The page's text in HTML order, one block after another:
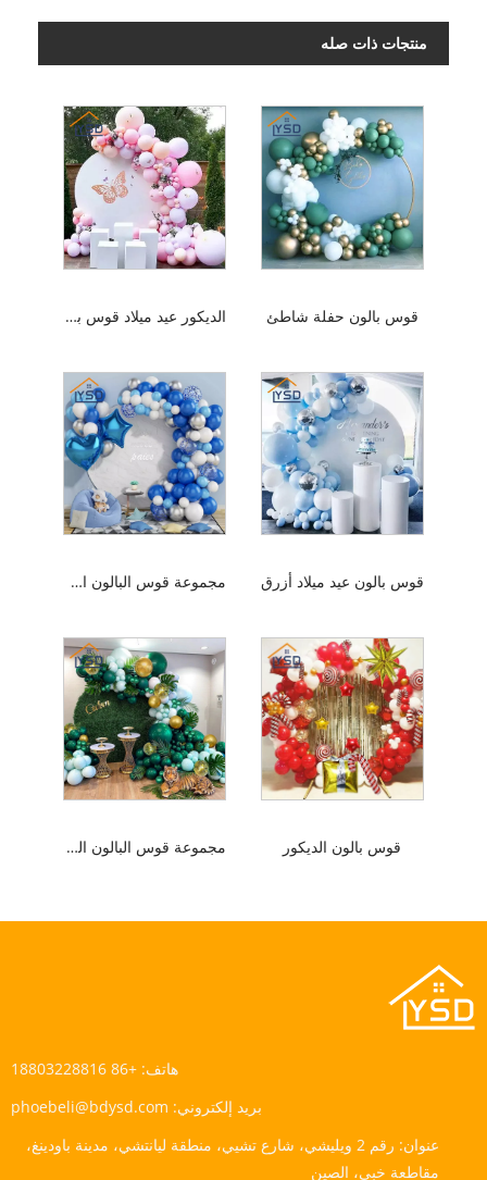
منتجات ذات صله
الديكور عيد ميلاد قوس بالون قوس بالون حفلة شاطئ
مجموعة قوس البالون الأزرق قوس بالون عيد ميلاد أزرق
مجموعة قوس البالون الغابات قوس بالون الديكور
هاتف: +86 18803228816
بريد إلكتروني: phoebeli@bdysd.com
عنوان:
رقم 2 ويليشي، شارع تشيي، منطقة ليانتشي، مدينة باودينغ،
مقاطعة خبي، الصين